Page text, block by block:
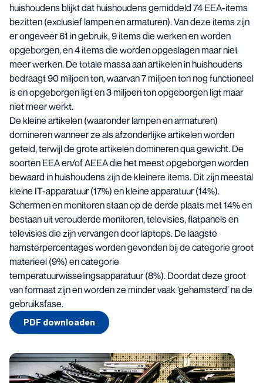
huishoudens blijkt dat huishoudens gemiddeld 74 EEA-items
bezitten (exclusief lampen en armaturen). Van deze items zijn
er ongeveer 61 in gebruik, 9 items die werken en worden
opgeborgen, en 4 items die worden opgeslagen maar niet
meer werken. De totale massa aan artikelen in huishoudens
bedraagt 90 miljoen ton, waarvan 7 miljoen ton nog functioneel
is en opgeborgen ligt en 3 miljoen ton opgeborgen ligt maar
niet meer werkt.
De kleine artikelen (waaronder lampen en armaturen)
domineren wanneer ze als afzonderlijke artikelen worden
geteld, terwijl de grote artikelen domineren qua gewicht. De
soorten EEA en/of AEEA die het meest opgeborgen worden
bewaard in huishoudens zijn de kleinere items. Dit zijn meestal
kleine IT-apparatuur (17%) en kleine apparatuur (14%).
Schermen en monitoren staan op de derde plaats met 14% en
bestaan uit verouderde monitoren, televisies, flatpanels en
televisies die zijn vervangen door laptops. De laagste
hamsterpercentages worden gevonden bij de categorie groot
materieel (9%) en categorie
temperatuurwisselingsapparatuur (8%). Doordat deze groot
van formaat zijn en worden ze minder vaak ‘gehamsterd’ na de
gebruiksfase.
PDF downloaden